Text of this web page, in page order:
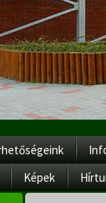
Képek